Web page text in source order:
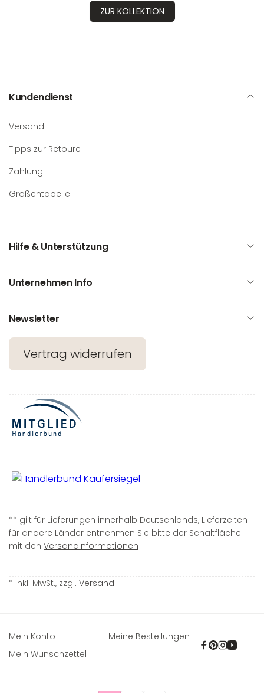
ZUR KOLLEKTION
Kundendienst
Versand
Tipps zur Retoure
Zahlung
Größentabelle
Hilfe & Unterstützung
Unternehmen Info
Newsletter
Vertrag widerrufen
** gilt für Lieferungen innerhalb Deutschlands, Lieferzeiten
für andere Länder entnehmen Sie bitte der Schaltfläche
mit den Versandinformationen
* inkl. MwSt., zzgl. Versand
Mein Konto
Meine Bestellungen
Mein Wunschzettel
Facebook
Pinterest